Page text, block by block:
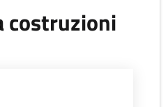
costruzioni